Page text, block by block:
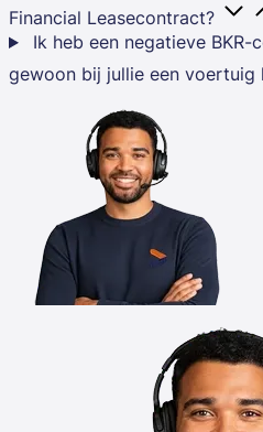
Financial Leasecontract?
Ik heb een negatieve
gewoon bij jullie een voertuig